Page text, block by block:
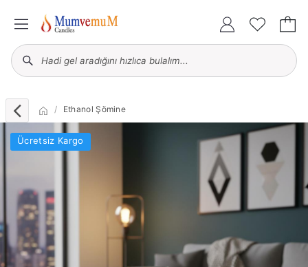
Ethanol Şömine
Ücretsiz Kargo